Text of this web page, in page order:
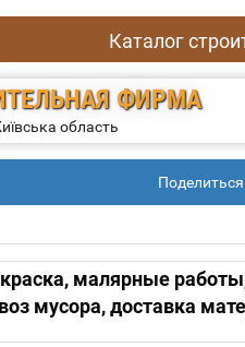
Каталог
ФИРМА
область
Поделиться
малярные
мусора, доставка